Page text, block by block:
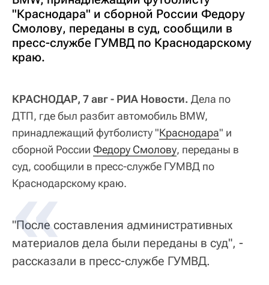
"Краснодара" и сборной России Федору
Смолову, переданы в суд, сообщили в
пресс-службе ГУМВД по Краснодарскому
краю.
КРАСНОДАР, 7 авг - РИА Новости. Дела по
ДТП, где был разбит автомобиль BMW,
принадлежащий футболисту "Краснодара" и
сборной России Федору Смолову, переданы в
суд, сообщили в пресс-службе ГУМВД по
Краснодарскому краю.
"После составления административных
материалов дела были переданы в суд", -
рассказали в пресс-службе ГУМВД.